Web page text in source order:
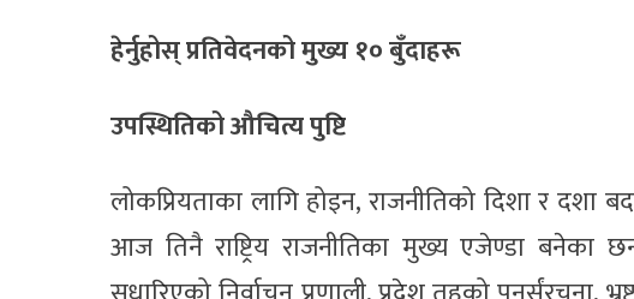
हेर्नुहोस् प्रतिवेदनको मुख्य १० बुँदाहरू
उपस्थितिको औचित्य पुष्टि
लोकप्रियताका लागि होइन, राजनीतिको दिशा र दशा
आज तिनै राष्ट्रिय राजनीतिका मुख्य एजेण्डा बनेका